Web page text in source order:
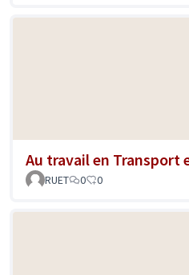
Au travail en Transport
RUET
0 0